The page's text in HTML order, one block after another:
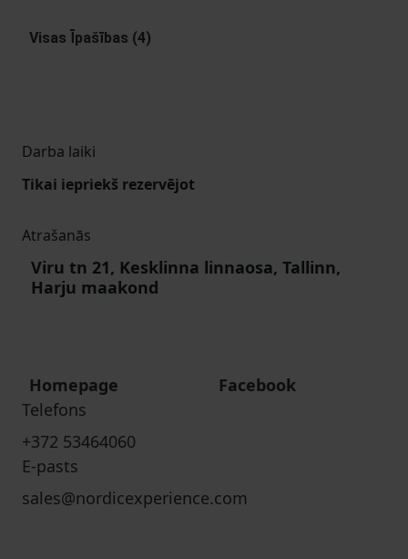
Visas Īpašības (4)
Darba laiki
Tikai iepriekš rezervējot
Atrašanās
Viru tn 21, Kesklinna linnaosa, Tallinn,
Harju maakond
Homepage
Facebook
Telefons
+372 53464060
E-pasts
sales@nordicexperience.com